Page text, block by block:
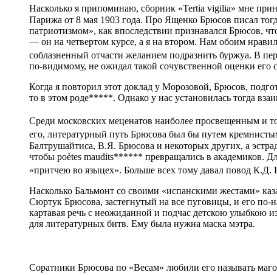
Насколько я припоминаю, сборник «Tertia vigilia» мне
Парижа от 8 мая 1903 года. Про Ященко Брюсов писал
патриотизмом», как впоследствии признавался Брюсов,
— он на четвертом курсе, а я на втором. Нам обоим
соблазненный отчасти желанием подразнить буржуа. В
по-видимому, не ожидал такой сочувственной оценки его
Когда я повторил этот доклад у Морозовой, Брюсов,
то в этом роде*****. Однако у нас установилась тогда
Среди московских меценатов наиболее просвещенным и
его, литературный путь Брюсова был бы путем
Балтрушайтиса, В.Я. Брюсова и некоторых других, а
чтобы роètes maudits****** превращались в академиков.
«притчею во языцех». Больше всех тому давал повод К.Д.
Насколько Бальмонт со своими «испанскими жестами»
Сюртук Брюсова, застегнутый на все пуговицы, и его
картавая речь с неожиданной и подчас детскою улыбкою
для литературных битв. Ему была нужна маска мэтра.
Соратники Брюсова по «Весам» любили его называть